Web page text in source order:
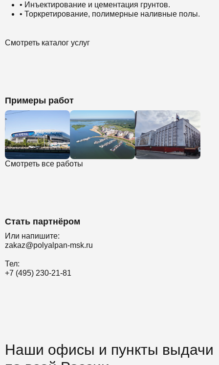
• Инъектирование и цементация грунтов.
• Торкретирование, полимерные наливные полы.
Смотреть каталог услуг
Примеры работ
Смотреть все работы
Стать партнёром
Или напишите:
zakaz@polyalpan-msk.ru
Тел:
+7 (495) 230-21-81
Наши офисы и пункты выдачи